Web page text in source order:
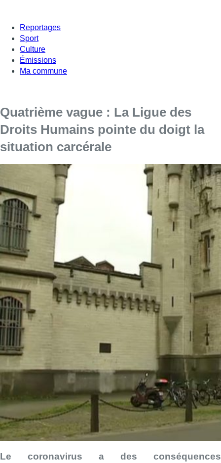
Reportages
Sport
Culture
Émissions
Ma commune
Quatrième vague : La Ligue des
Droits Humains pointe du doigt la
situation carcérale
Le coronavirus a des conséquences